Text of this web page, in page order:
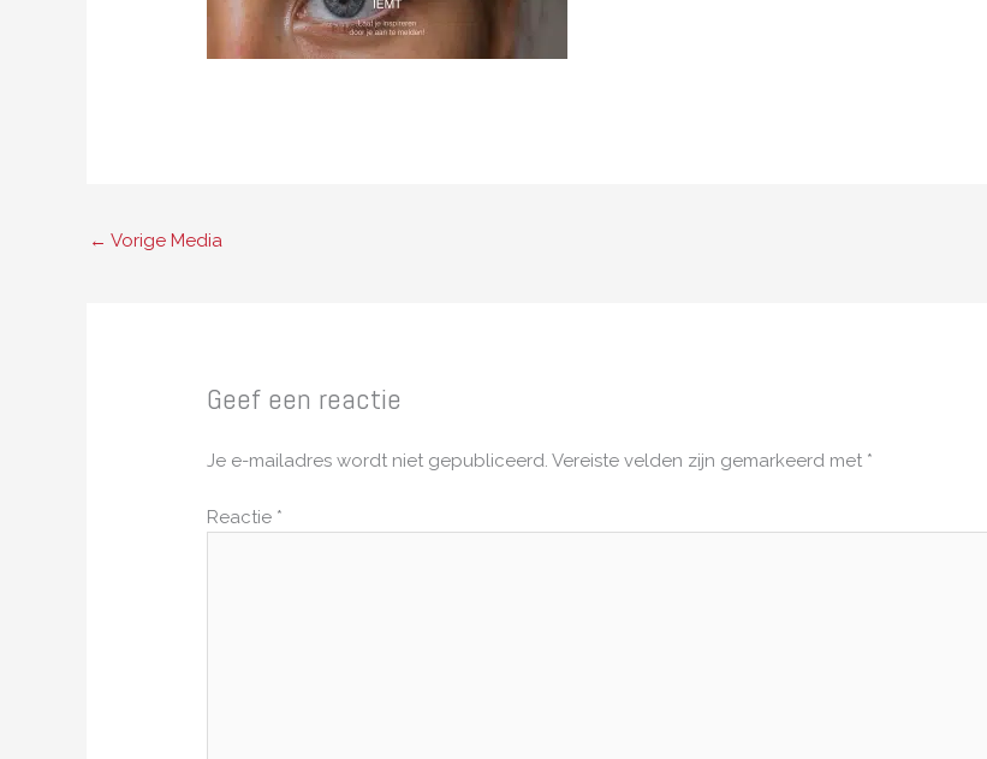
← Vorige Media
Geef een reactie
Je e-mailadres wordt niet gepubliceerd. Vereiste velden zijn gemarkeerd met *
Reactie *